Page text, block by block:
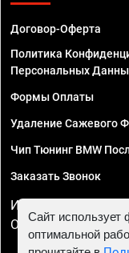
Договор-Оферта
Политика
Персональных
Формы Оплаты
Удаление Сажевого
Чип Тюнинг BMW
Заказать Звонок
ИП Смирнов
ОГРНИП
Сайт
оптимальной